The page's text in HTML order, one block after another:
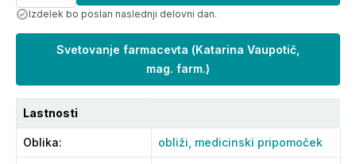
Izdelek bo poslan naslednji delovni dan.
Svetovanje farmacevta (Katarina Vaupotič,
mag. farm.)
Lastnosti
Oblika: obliži, medicinski pripomoček